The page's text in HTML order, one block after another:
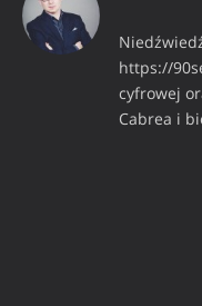
https://
cyfrowej
Cabrea i